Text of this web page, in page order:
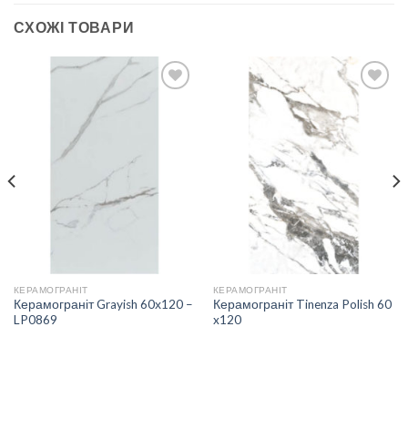
СХОЖІ ТОВАРИ
КЕРАМОГРАНІТ
Керамограніт Grayish 60х120 –
LP0869
ДОДАТИ
ДО
СПИСКУ
БАЖАНЬ
КЕРАМОГРАНІТ
Керамограніт Tinenza Polish 60
x120